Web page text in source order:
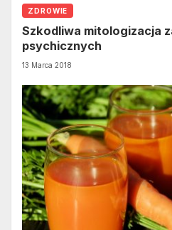
ZDROWIE
Szkodliwa mitologizacja
psychicznych
13 Marca 2018